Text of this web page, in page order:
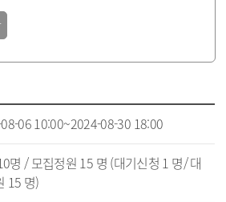
06 10:00~2024-08-30 18:00
명 / 모집정원 15 명 (대기신청 1 명/ 대
15 명)